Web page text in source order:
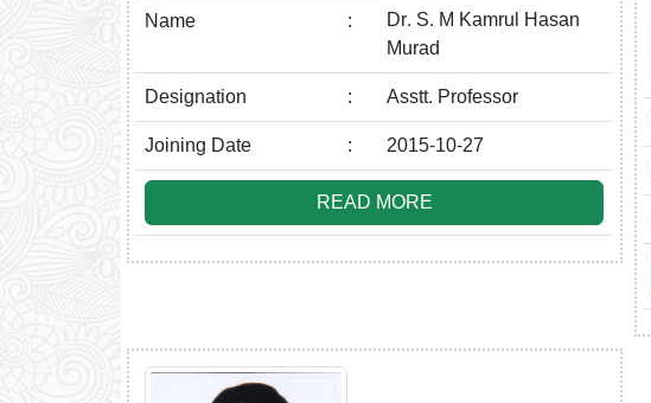
Name :
Dr. S. M Kamrul Hasan
Murad
Designation : Asstt. Professor
Joining Date : 2015-10-27
READ MORE